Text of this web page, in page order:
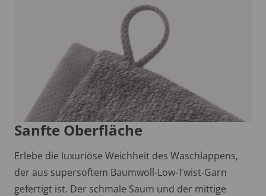
Sanfte Oberfläche
Erlebe die luxuriöse Weichheit des Waschlappens,
der aus supersoftem Baumwoll-Low-Twist-Garn
gefertigt ist. Der schmale Saum und der mittige